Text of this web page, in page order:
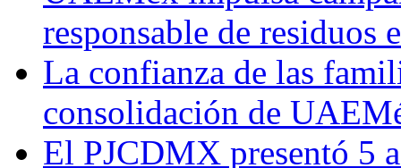
responsable de residuos
La confianza de las
consolidación de
El PJCDMX presentó 5